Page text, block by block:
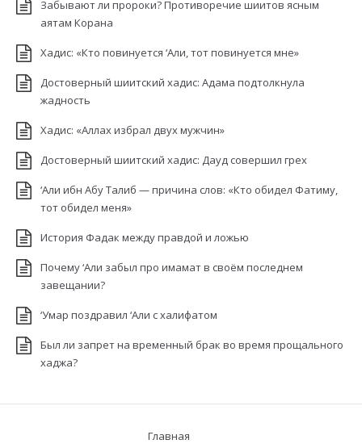
Забывают ли пророки? Противоречие шиитов ясным
аятам Корана
Хадис: «Кто повинуется ‘Али, тот повинуется мне»
Достоверный шиитский хадис: Адама подтолкнула
жадность
Хадис: «Аллах избрал двух мужчин»
Достоверный шиитский хадис: Дауд совершил грех
‘Али ибн Абу Талиб — причина слов: «Кто обидел Фатиму,
тот обидел меня»
История Фадак между правдой и ложью
Почему ‘Али забыл про имамат в своём последнем
завещании?
‘Умар поздравил ‘Али с халифатом
Был ли запрет на временный брак во время прощального
хаджа?
Главная